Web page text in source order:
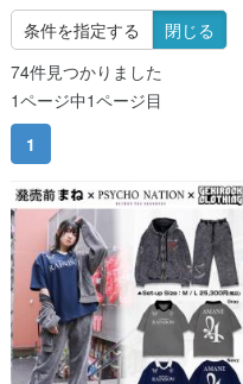
条件を指定する
閉じる
74件見つかりました
1ページ中1ページ目
1
発売前